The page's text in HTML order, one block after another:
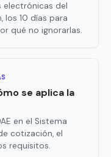
electrónicas del
los 10 días para
qué no ignorarlas.
se aplica la
en el Sistema
cotización, el
requisitos.